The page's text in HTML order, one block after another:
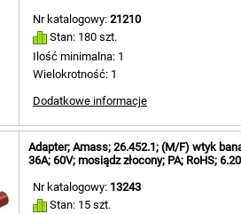
Nr katalogowy: 21210
Stan: 180 szt.
Ilość minimalna: 1
Wielokrotność: 1
Dodatkowe informacje
Adapter; Amass; 26.452.1; (M/F) wtyk
36A; 60V; mosiądz złocony; PA; RoHS;
Nr katalogowy: 13243
Stan: 15 szt.